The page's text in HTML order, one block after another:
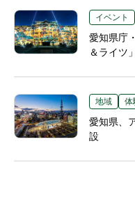
イベント
愛知県庁
＆ライツ
地域 体
愛知県、
設